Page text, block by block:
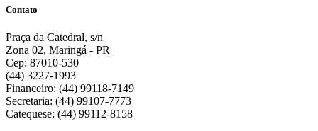
Contato
Praça da Catedral, s/n
Zona 02, Maringá - PR
Cep: 87010-530
(44) 3227-1993
Financeiro: (44) 99118-7149
Secretaria: (44) 99107-7773
Catequese: (44) 99112-8158